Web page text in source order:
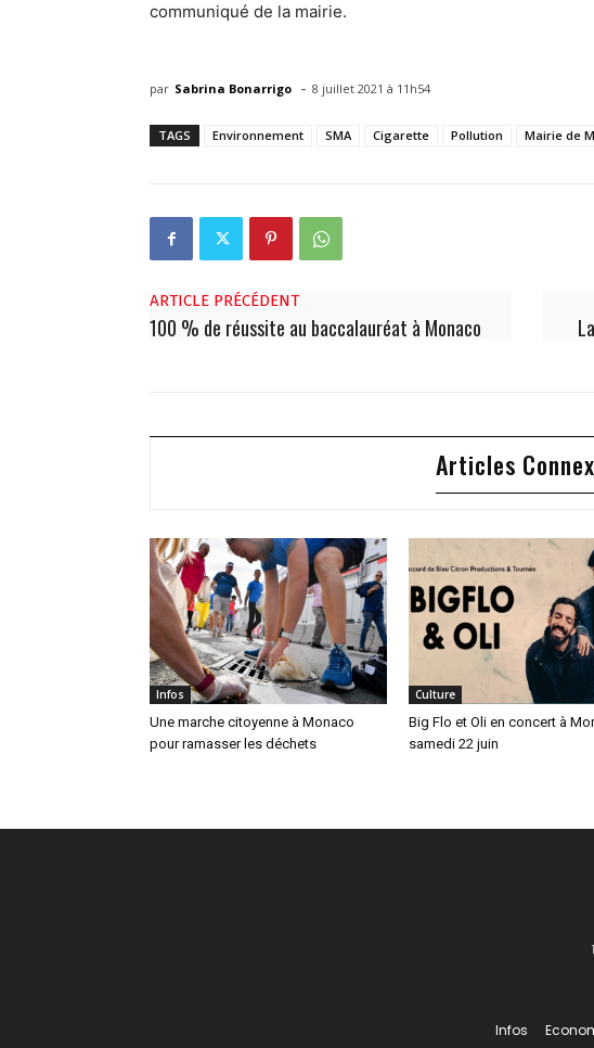
communiqué de la mairie.
par Sabrina Bonarrigo - 8 juillet 2021 à 11h54
TAGS Environnement SMA Cigarette Pollution Mairie de
ARTICLE PRÉCÉDENT
100 % de réussite au baccalauréat à Monaco
Articles
Infos
Une marche citoyenne à Monaco
pour ramasser les déchets
Culture
Big Flo et Oli en concert à
samedi 22 juin
Infos